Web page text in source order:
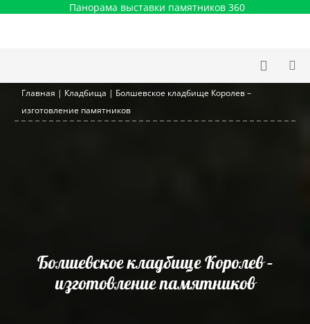
Панорама выставки памятников 360
Главная | Кладбища | Болшевское кладбище Королев –
изготовление памятников
Болшевское кладбище Королев –
изготовление памятников